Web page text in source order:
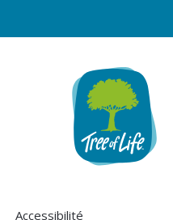
Accessibilité